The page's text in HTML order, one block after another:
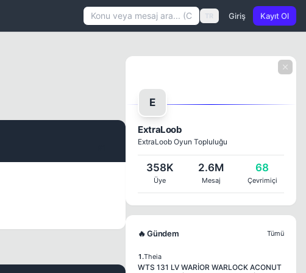
TR Giriş Kayıt Ol
E
ExtraLoob
ExtraLoob Oyun Topluluğu
358K
Üye
2.6M
Mesaj
68
Çevrimiçi
🔥 Gündem Tümü
1.Theia
WTS 131 LV WARİOR WARLOCK ACONUT